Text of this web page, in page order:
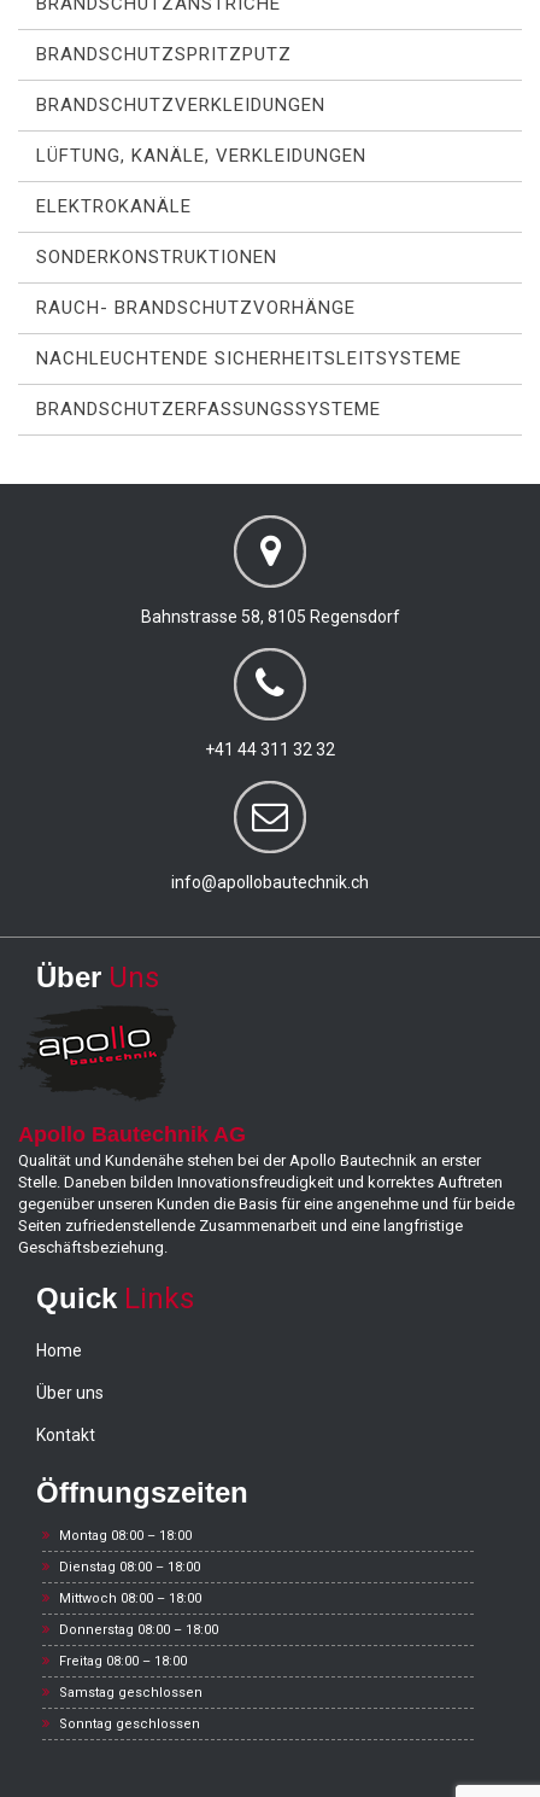
BRANDSCHUTZSPRITZPUTZ
BRANDSCHUTZVERKLEIDUNGEN
LÜFTUNG, KANÄLE, VERKLEIDUNGEN
ELEKTROKANÄLE
SONDERKONSTRUKTIONEN
RAUCH- BRANDSCHUTZVORHÄNGE
NACHLEUCHTENDE SICHERHEITSLEITSYSTEME
BRANDSCHUTZERFASSUNGSSYSTEME
Bahnstrasse 58, 8105 Regensdorf
+41 44 311 32 32
info@apollobautechnik.ch
Über Uns
Apollo Bautechnik AG
Qualität und Kundenähe stehen bei der Apollo Bautechnik an erster
Stelle. Daneben bilden Innovationsfreudigkeit und korrektes Auftreten
gegenüber unseren Kunden die Basis für eine angenehme und für beide
Seiten zufriedenstellende Zusammenarbeit und eine langfristige
Geschäftsbeziehung.
Quick Links
Home
Über uns
Kontakt
Öffnungszeiten
Montag 08:00 – 18:00
Dienstag 08:00 – 18:00
Mittwoch 08:00 – 18:00
Donnerstag 08:00 – 18:00
Freitag 08:00 – 18:00
Samstag geschlossen
Sonntag geschlossen